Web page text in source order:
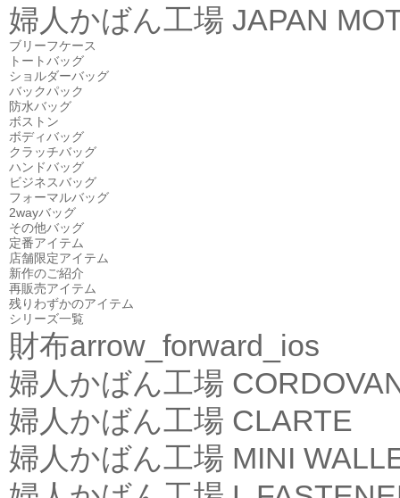
婦人かばん工場 JAPAN
ブリーフケース
トートバッグ
ショルダーバッグ
バックパック
防水バッグ
ボストン
ボディバッグ
クラッチバッグ
ハンドバッグ
ビジネスバッグ
フォーマルバッグ
2wayバッグ
その他バッグ
定番アイテム
店舗限定アイテム
新作のご紹介
再販売アイテム
残りわずかのアイテム
シリーズ一覧
財布arrow_forward_ios
婦人かばん工場
婦人かばん工場 CLARTE
婦人かばん工場 MINI